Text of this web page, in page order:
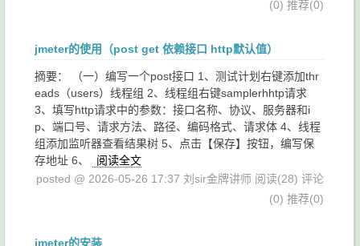
(0) 推荐(0)
jmeter的使用（post get 依赖接口 http默认值）
摘要： （一）编写一个post接口 1、测试计划右键添加thr
eads（users）线程组 2、线程组右键samplerhhtp请求
3、填写http请求中的参数：接口名称、协议、服务器和i
p、端口号、请求方法、路径、编码格式、请求体 4、线程
组添加监听器查看结果树 5、点击【保存】按钮，编写保
存地址 6、
阅读全文
posted @ 2026-05-26 17:37 刘sir金牌讲师 阅读(28) 评论
(0) 推荐(0)
jmeter的安装